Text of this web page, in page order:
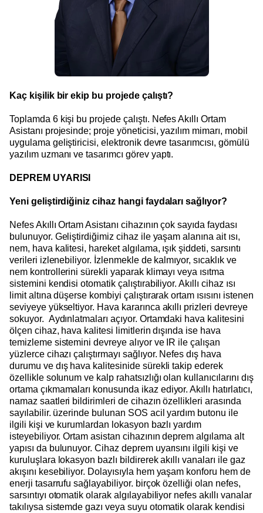
Kaç kişilik bir ekip bu projede çalıştı?
Toplamda 6 kişi bu projede çalıştı. Nefes Akıllı Ortam
Asistanı projesinde; proje yöneticisi, yazılım mimarı, mobil
uygulama geliştiricisi, elektronik devre tasarımcısı, gömülü
yazılım uzmanı ve tasarımcı görev yaptı.
DEPREM UYARISI
Yeni geliştirdiğiniz cihaz hangi faydaları sağlıyor?
Nefes Akıllı Ortam Asistanı cihazının çok sayıda faydası
bulunuyor. Geliştirdiğimiz cihaz ile yaşam alanına ait ısı,
nem, hava kalitesi, hareket algılama, ışık şiddeti, sarsıntı
verileri izlenebiliyor. İzlenmekle de kalmıyor, sıcaklık ve
nem kontrollerini sürekli yaparak klimayı veya ısıtma
sistemini kendisi otomatik çalıştırabiliyor. Akıllı cihaz ısı
limit altına düşerse kombiyi çalıştırarak ortam ısısını istenen
seviyeye yükseltiyor. Hava kararınca akıllı prizleri devreye
sokuyor. Aydınlatmaları açıyor. Ortamdaki hava kalitesini
ölçen cihaz, hava kalitesi limitlerin dışında ise hava
temizleme sistemini devreye alıyor ve IR ile çalışan
yüzlerce cihazı çalıştırmayı sağlıyor. Nefes dış hava
durumu ve dış hava kalitesinide sürekli takip ederek
özellikle solunum ve kalp rahatsızlığı olan kullanıcılarını dış
ortama çıkmamaları konusunda ikaz ediyor. Akıllı hatırlatıcı,
namaz saatleri bildirimleri de cihazın özellikleri arasında
sayılabilir. üzerinde bulunan SOS acil yardım butonu ile
ilgili kişi ve kurumlardan lokasyon bazlı yardım
isteyebiliyor. Ortam asistan cihazının deprem algılama alt
yapısı da bulunuyor. Cihaz deprem uyarısını ilgili kişi ve
kuruluşlara lokasyon bazlı bildirerek akıllı vanaları ile gaz
akışını kesebiliyor. Dolayısıyla hem yaşam konforu hem de
enerji tasarrufu sağlayabiliyor. birçok özelliği olan nefes,
sarsıntıyı otomatik olarak algılayabiliyor nefes akıllı vanalar
takılıysa sistemde gazı veya suyu otomatik olarak kendisi